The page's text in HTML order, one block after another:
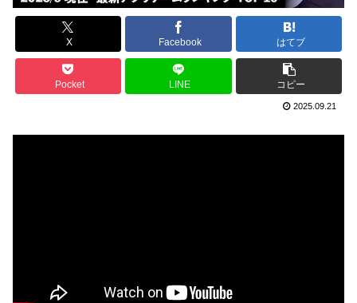
X Facebook はてブ
Pocket LINE コピー
2025.09.21